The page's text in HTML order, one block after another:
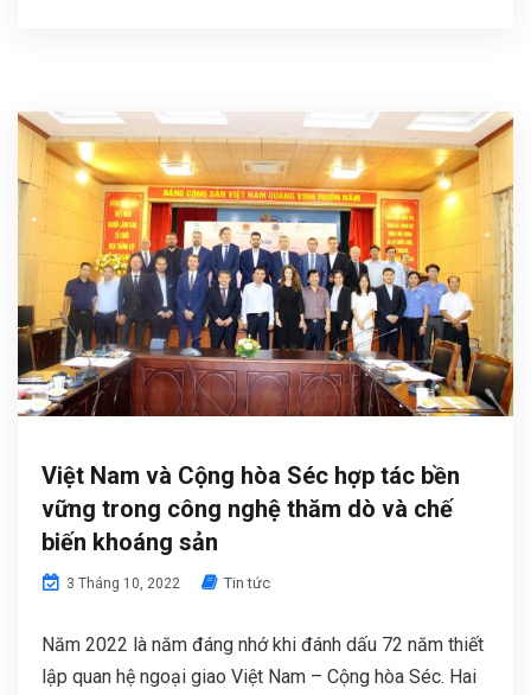
Việt Nam và Cộng hòa Séc hợp tác bền
vững trong công nghệ thăm dò và chế
biến khoáng sản
3 Tháng 10, 2022 Tin tức
Năm 2022 là năm đáng nhớ khi đánh dấu 72 năm thiết
lập quan hệ ngoại giao Việt Nam – Cộng hòa Séc. Hai